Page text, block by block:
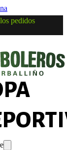
pedidos